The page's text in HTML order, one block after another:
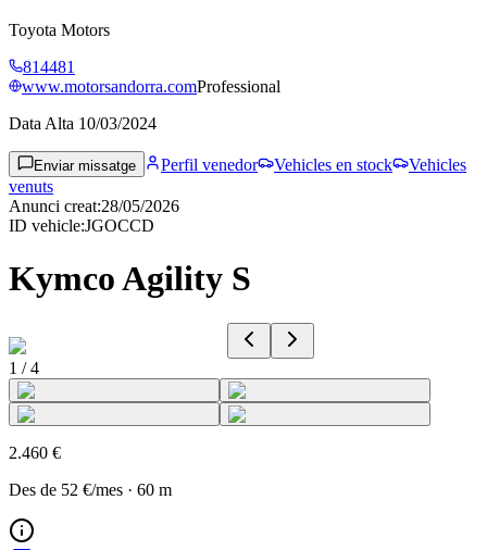
Toyota Motors
814481
www.motorsandorra.comProfessional
Data Alta 10/03/2024
Enviar missatge Perfil venedor Vehicles en stock
Vehicles
venuts
Anunci creat:28/05/2026
ID vehicle:JGOCCD
Kymco Agility S
1 /4
2.460 €
Des de 52 €/mes · 60 m